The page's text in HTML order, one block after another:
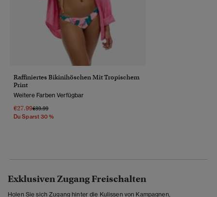
Raffiniertes Bikinihöschen Mit Tropischem
Print
Weitere Farben Verfügbar
€27.99Preis Wurde Reduziert Von
€39.99Bis
Du Sparst 30 %
Exklusiven Zugang Freischalten
Holen Sie sich Zugang hinter die Kulissen von Kampagnen,